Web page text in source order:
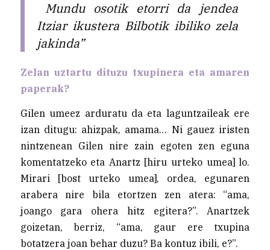
Mundu osotik etorri da jendea
Itziar ikustera Bilbotik ibiliko zela
jakinda”
Zelan uztartu dituzu txupinera eta amaren
paperak?
Gilen umeez arduratu da eta laguntzaileak ere
izan ditugu: ahizpak, amama… Ni gauez iristen
nintzenean Gilen nire zain egoten zen eguna
komentatzeko eta Anartz [hiru urteko umea] lo.
Mirari [bost urteko umea], ordea, egunaren
arabera nire bila etortzen zen atera: “ama,
joango gara ohera hitz egitera?”. Anartzek
goizetan, berriz, “ama, gaur ere txupina
botatzera joan behar duzu? Ba kontuz ibili, e?”.